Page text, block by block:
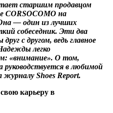
старшим продавцом
CORSOCOMO на
— один из лучших
собеседник. Эти два
с другом, ведь главное
легко
«внимание». О том,
в любимой
журналу Shoes Report.
карьеру в